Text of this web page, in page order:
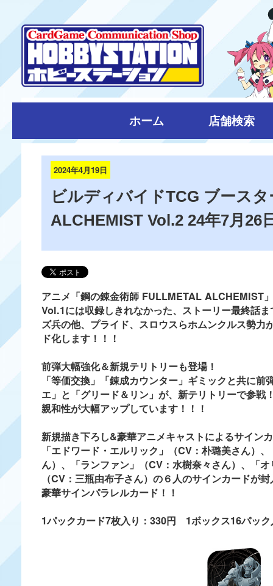
ホーム 店舗検索
2024年4月19日
ビルディバイドTCG ブース
ALCHEMIST Vol.2 24年7月26
アニメ「鋼の錬金術師 FULLMETAL ALCHEMIST
Vol.1には収録しきれなかった、ストーリー最終話
ズ兵の他、プライド、スロウスらホムンクルス勢
ド化します！！！
前弾大幅強化＆新規テリトリーも登場！
「等価交換」「錬成カウンター」ギミックと共に
エ」と「グリード＆リン」が、新テリトリーで参
親和性が大幅アップしています！！！
新規描き下ろし&豪華アニメキャストによるサイン
「エドワード・エルリック」（CV：朴璐美さん）
ん）、「ランファン」（CV：水樹奈々さん）、「
（CV：三瓶由布子さん）の６人のサインカードが
豪華サインパラレルカード！！
1パックカード7枚入り：330円 1ボックス16パッ